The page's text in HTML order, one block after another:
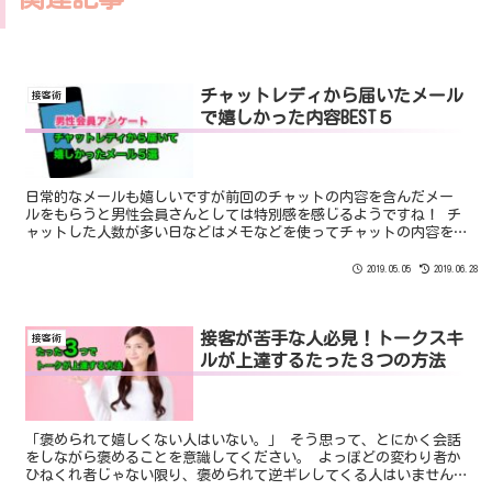
接客術
チャットレディから届いたメール
で嬉しかった内容BEST５
日常的なメールも嬉しいですが前回のチャットの内容を含んだメー
ルをもらうと男性会員さんとしては特別感を感じるようですね！ チ
ャットした人数が多い日などはメモなどを使ってチャットの内容を
2019.05.05 2019.06.28
接客術
接客が苦手な人必見！トークスキ
ルが上達するたった３つの方法
「褒められて嬉しくない人はいない。」 そう思って、とにかく会話
をしながら褒めることを意識してください。 よっぽどの変わり者か
ひねくれ者じゃない限り、褒められて逆ギレしてくる人はいません